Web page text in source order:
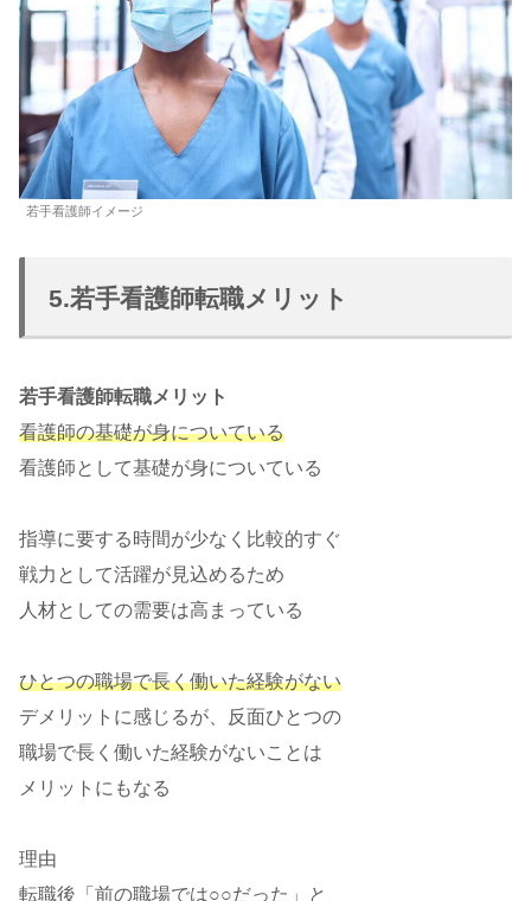
若手看護師イメージ
5.若手看護師転職メリット
若手看護師転職メリット
看護師の基礎が身についている
看護師として基礎が身についている
指導に要する時間が少なく比較的すぐ
戦力として活躍が見込めるため
人材としての需要は高まっている
ひとつの職場で長く働いた経験がない
デメリットに感じるが、反面ひとつの
職場で長く働いた経験がないことは
メリットにもなる
理由
転職後「前の職場では○○だった」と